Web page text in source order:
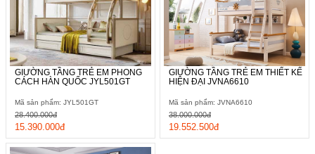
GIƯỜNG TẦNG TRẺ EM PHONG
CÁCH HÀN QUỐC JYL501GT
Mã sản phẩm: JYL501GT
15.390.000đ
28.400.000đ
GIƯỜNG TẦNG TRẺ EM THIẾT KẾ
HIỆN ĐẠI JVNA6610
Mã sản phẩm: JVNA6610
19.552.500đ
38.000.000đ